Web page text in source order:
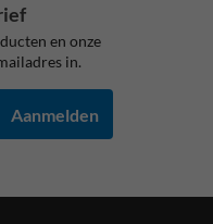
en onze
in.
Aanmelden